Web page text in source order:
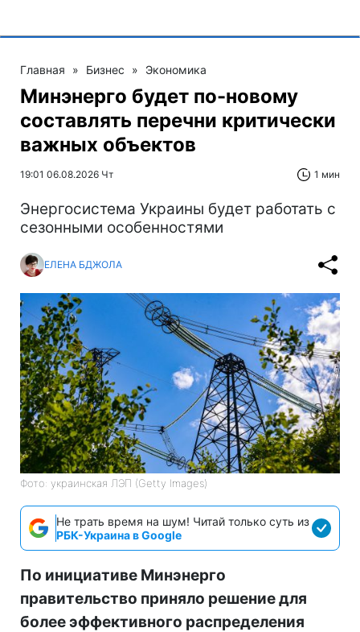
Главная » Бизнес » Экономика
Минэнерго будет по-новому
составлять перечни критически
важных объектов
19:01 06.08.2026 Чт 1 мин
Энергосистема Украины будет работать с
сезонными особенностями
ЕЛЕНА БДЖОЛА
Фото: украинская ЛЭП (Getty Images)
Не трать время на шум! Читай только суть из
РБК-Украина в Google
По инициативе Минэнерго
правительство приняло решение для
более эффективного распределения